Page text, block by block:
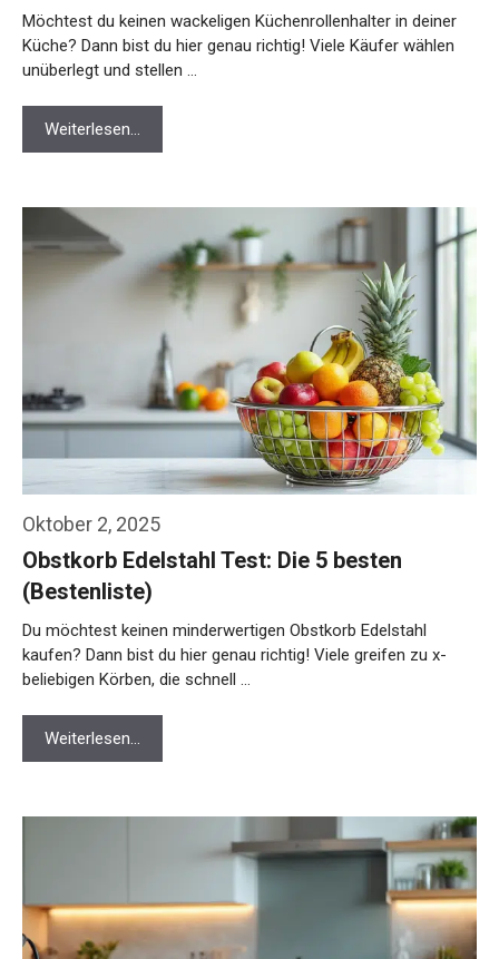
Möchtest du keinen wackeligen Küchenrollenhalter in deiner
Küche? Dann bist du hier genau richtig! Viele Käufer wählen
unüberlegt und stellen …
Weiterlesen…
Oktober 2, 2025
Obstkorb Edelstahl Test: Die 5 besten
(Bestenliste)
Du möchtest keinen minderwertigen Obstkorb Edelstahl
kaufen? Dann bist du hier genau richtig! Viele greifen zu x-
beliebigen Körben, die schnell …
Weiterlesen…